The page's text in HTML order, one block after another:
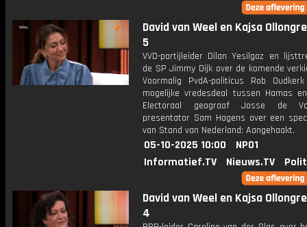
David van Weel en Kajsa
5
VVD-partijleider Dilan Yesilgoz en
de SP Jimmy Dijk over de komende
Voormalig PvdA-politicus Rob
mogelijke vredesdeal tussen Hamas
Electoraal geograaf Josse de
presentator Sam Hagens over een
van Stand van Nederland: Aangehaakt.
05-10-2025 10:00
NPO1
Informatief.TV
Nieuws.TV
David van Weel en Kajsa
4